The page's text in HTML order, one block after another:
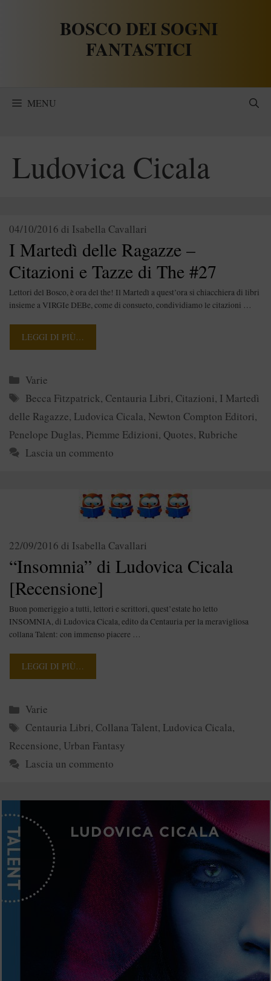
BOSCO DEI SOGNI
FANTASTICI
MENU
Ludovica Cicala
I Martedì delle Ragazze –
Citazioni e Tazze di The #27
04/10/2016 di Isabella Cavallari
Lettori del Bosco, è ora del the! Il Martedì a quest’ora si chiacchiera di libri
insieme a VIRGIe DEBe, come di consueto, condividiamo le citazioni …
LEGGI DI PIÙ…
Categorie
Varie
Tag
Becca Fitzpatrick,Centauria Libri,Citazioni, I Martedì
delle Ragazze, Ludovica Cicala, Newton Compton Editori,
Penelope Duglas, Piemme Edizioni, Quotes, Rubriche
Lascia un commento
“Insomnia” di Ludovica Cicala
[Recensione]
22/09/2016 di Isabella Cavallari
Buon pomeriggio a tutti, lettori e scrittori, quest’estate ho letto
INSOMNIA, di Ludovica Cicala, edito da Centauria per la meravigliosa
collana Talent: con immenso piacere …
LEGGI DI PIÙ…
Categorie
Varie
Tag
Centauria Libri,Collana Talent, Ludovica Cicala,
Recensione, Urban Fantasy
Lascia un commento